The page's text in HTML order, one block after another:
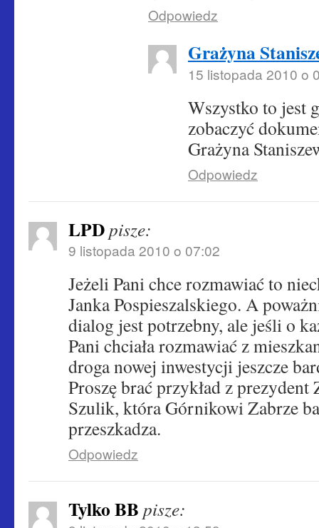
Odpowiedz
Grażyna
15 listopada 2010 o
Wszystko to jest
zobaczyć
Grażyna
Odpowiedz
LPDpisze:
9 listopada 2010 o 07:02
Jeżeli Pani chce rozmawiać to
Janka Pospieszalskiego. A
dialog jest potrzebny, ale jeśli o
Pani chciała rozmawiać z
droga nowej inwestycji jeszcze
Proszę brać przykład z
Szulik, która Górnikowi Zabrze
przeszkadza.
Odpowiedz
Tylko BB pisze: